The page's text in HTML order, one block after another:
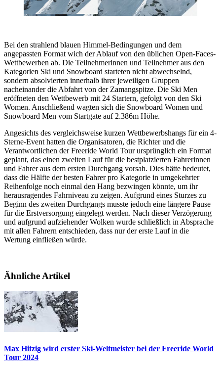
Bei den strahlend blauen Himmel-Bedingungen und dem
angepassten Format wich der Ablauf von den üblichen Open-Faces-
Wettbewerben ab. Die Teilnehmerinnen und Teilnehmer aus den
Kategorien Ski und Snowboard starteten nicht abwechselnd,
sondern absolvierten innerhalb ihrer jeweiligen Gruppen
nacheinander die Abfahrt von der Zamangspitze. Die Ski Men
eröffneten den Wettbewerb mit 24 Startern, gefolgt von den Ski
Women. Anschließend wagten sich die Snowboard Women und
Snowboard Men vom Startgate auf 2.386m Höhe.
Angesichts des vergleichsweise kurzen Wettbewerbshangs für ein 4-
Sterne-Event hatten die Organisatoren, die Richter und die
Verantwortlichen der Freeride World Tour ursprünglich ein Format
geplant, das einen zweiten Lauf für die bestplatzierten Fahrerinnen
und Fahrer aus dem ersten Durchgang vorsah. Dies hätte bedeutet,
dass die Hälfte der besten Fahrer pro Kategorie in umgekehrter
Reihenfolge noch einmal den Hang bezwingen könnte, um ihr
herausragendes Fahrniveau zu zeigen. Aufgrund eines Sturzes zu
Beginn des zweiten Durchgangs musste jedoch eine längere Pause
für die Erstversorgung eingelegt werden. Nach dieser Verzögerung
und aufgrund aufziehender Wolken wurde schließlich in Absprache
mit allen Fahrern entschieden, dass nur der erste Lauf in die
Wertung einfließen würde.
Ähnliche Artikel
Max Hitzig wird erster Ski-Weltmeister bei der Freeride World
Tour 2024